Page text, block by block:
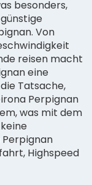
besonders,
Von
reisen macht
eine
Tatsache,
Perpignan
was mit dem
Highspeed